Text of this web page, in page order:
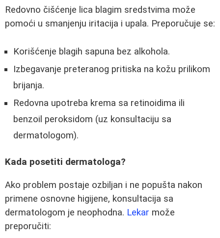
Redovno čišćenje lica blagim sredstvima može
pomoći u smanjenju iritacija i upala. Preporučuje se:
Korišćenje blagih sapuna bez alkohola.
Izbegavanje preteranog pritiska na kožu prilikom
brijanja.
Redovna upotreba krema sa retinoidima ili
benzoil peroksidom (uz konsultaciju sa
dermatologom).
Kada posetiti dermatologa?
Ako problem postaje ozbiljan i ne popušta nakon
primene osnovne higijene, konsultacija sa
dermatologom je neophodna. Lekar može
preporučiti: